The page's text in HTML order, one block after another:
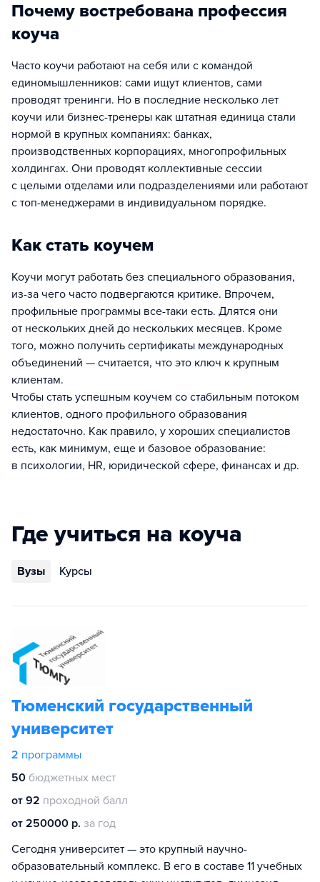
Почему востребована профессия
коуча
Часто коучи работают на себя или с командой
единомышленников: сами ищут клиентов, сами
проводят тренинги. Но в последние несколько лет
коучи или бизнес-тренеры как штатная единица стали
нормой в крупных компаниях: банках,
производственных корпорациях, многопрофильных
холдингах. Они проводят коллективные сессии
с целыми отделами или подразделениями или работают
с топ-менеджерами в индивидуальном порядке.
Как стать коучем
Коучи могут работать без специального образования,
из-за чего часто подвергаются критике. Впрочем,
профильные программы все-таки есть. Длятся они
от нескольких дней до нескольких месяцев. Кроме
того, можно получить сертификаты международных
объединений — считается, что это ключ к крупным
клиентам.
Чтобы стать успешным коучем со стабильным потоком
клиентов, одного профильного образования
недостаточно. Как правило, у хороших специалистов
есть, как минимум, еще и базовое образование:
в психологии, HR, юридической сфере, финансах и др.
Где учиться на коуча
Вузы Курсы
Тюменский государственный
университет
2 программы
50 бюджетных мест
от 92 проходной балл
от 250000 р. за год
Сегодня университет — это крупный научно-
образовательный комплекс. В его в составе 11 учебных